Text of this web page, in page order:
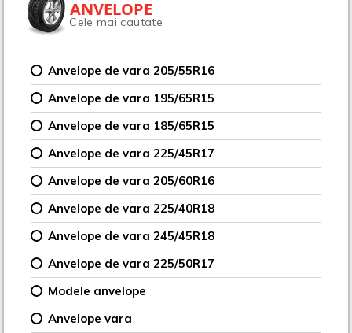
ANVELOPE
Cele mai cautate
Anvelope de vara 205/55R16
Anvelope de vara 195/65R15
Anvelope de vara 185/65R15
Anvelope de vara 225/45R17
Anvelope de vara 205/60R16
Anvelope de vara 225/40R18
Anvelope de vara 245/45R18
Anvelope de vara 225/50R17
Modele anvelope
Anvelope vara